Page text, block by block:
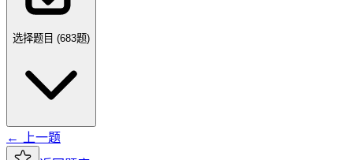
选择题目 (683题)
← 上一题